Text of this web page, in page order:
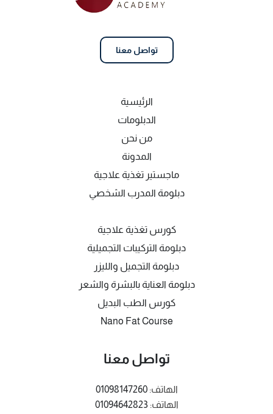
تواصل معنا
الرئيسية
الدبلومات
من نحن
المدونة
ماجستير تغذية علاجية
دبلومة المدرب الشخصي
كورس تغذية علاجية
دبلومة التركيبات التجميلية
دبلومة التجميل والليزر
دبلومة العناية بالبشرة والشعر
كورس الطب البديل
Nano Fat Course
تواصل معنا
الهاتف:01098147260
الهاتف: 01094642823